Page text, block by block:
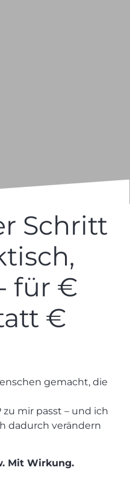
buchen
buchen
Schritt
für €
€
gemacht, die
zu mir passt – und ich
dadurch verändern
Mit Wirkung.